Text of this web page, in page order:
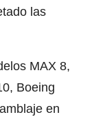
las
MAX 8,
Boeing
en